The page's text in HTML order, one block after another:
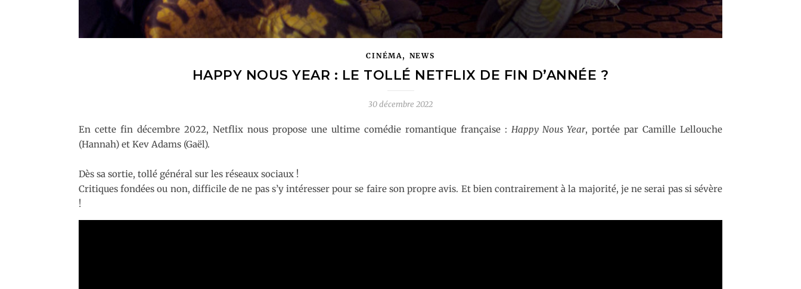
CINÉMA, NEWS
HAPPY NOUS YEAR : LE TOLLÉ NETFLIX DE FIN D’ANNÉE ?
30 décembre 2022
En cette fin décembre 2022, Netflix nous propose une ultime comédie romantique française : Happy Nous Year, portée par Camille Lellouche
(Hannah) et Kev Adams (Gaël).
Dès sa sortie, tollé général sur les réseaux sociaux !
Critiques fondées ou non, difficile de ne pas s’y intéresser pour se faire son propre avis. Et bien contrairement à la majorité, je ne serai pas si sévère
!